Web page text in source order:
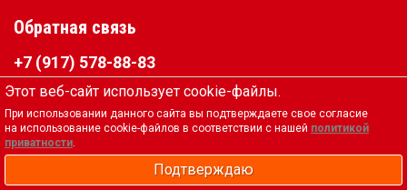
Обратная связь
+7 (917) 578-88-83
kaminservis@mail.ru
Вся представленная на сайте информация, касающаяся
технических характеристик, наличия на складе,
стоимости товаров, носит информационный характер и
Этот веб-сайт использует cookie-файлы.
При использовании данного сайта вы подтверждаете свое согласие
на использование cookie-файлов в соответствии с нашей политикой
приватности.
Подтверждаю